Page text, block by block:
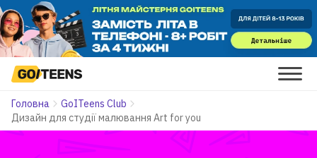
Головна
GoITeens Club
Дизайн для студії малювання Art for you